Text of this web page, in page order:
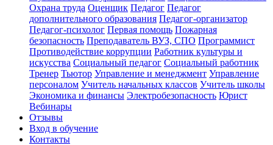
Охрана труда Оценщик Педагог Педагог
дополнительного образования Педагог-организатор
Педагог-психолог Первая помощь Пожарная
безопасность Преподаватель ВУЗ, СПО Программист
Противодействие коррупции Работник культуры и
искусства Социальный педагог Социальный работник
Тренер Тьютор Управление и менеджмент Управление
персоналом Учитель начальных классов Учитель школы
Экономика и финансы Электробезопасность Юрист
Вебинары
Отзывы
Вход в обучение
Контакты